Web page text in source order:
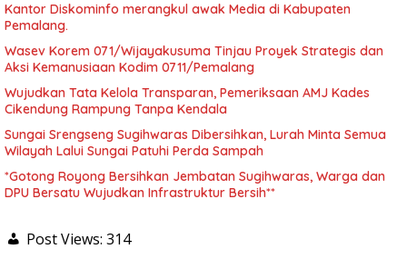
Kantor Diskominfo merangkul awak Media di Kabupaten
Pemalang.
Wasev Korem 071/Wijayakusuma Tinjau Proyek Strategis dan
Aksi Kemanusiaan Kodim 0711/Pemalang
Wujudkan Tata Kelola Transparan, Pemeriksaan AMJ Kades
Cikendung Rampung Tanpa Kendala
Sungai Srengseng Sugihwaras Dibersihkan, Lurah Minta Semua
Wilayah Lalui Sungai Patuhi Perda Sampah
*Gotong Royong Bersihkan Jembatan Sugihwaras, Warga dan
DPU Bersatu Wujudkan Infrastruktur Bersih**
Post Views: 314